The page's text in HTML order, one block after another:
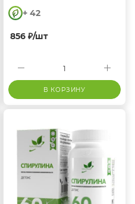
+ 42
856 ₽/шт
В КОРЗИНУ